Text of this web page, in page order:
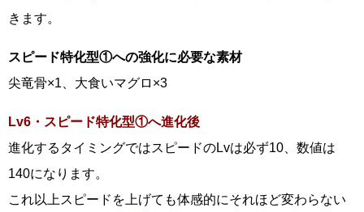
きます。
スピード特化型①への強化に必要な素材
尖竜骨×1、大食いマグロ×3
Lv6・スピード特化型①へ進化後
進化するタイミングではスピードのLvは必ず10、数値は
140になります。
これ以上スピードを上げても体感的にそれほど変わらない